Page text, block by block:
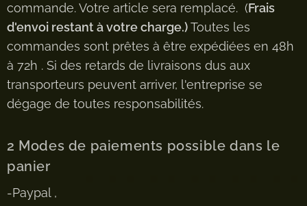
commande. Votre article sera remplacé. (Frais
d'envoi restant à votre charge.)Toutes les
commandes sont prêtes à être expédiées en 48h
à 72h . Si des retards de livraisons dus aux
transporteurs peuvent arriver, l'entreprise se
dégage de toutes responsabilités.
2 Modes de paiements possible dans le
panier
-Paypal ,